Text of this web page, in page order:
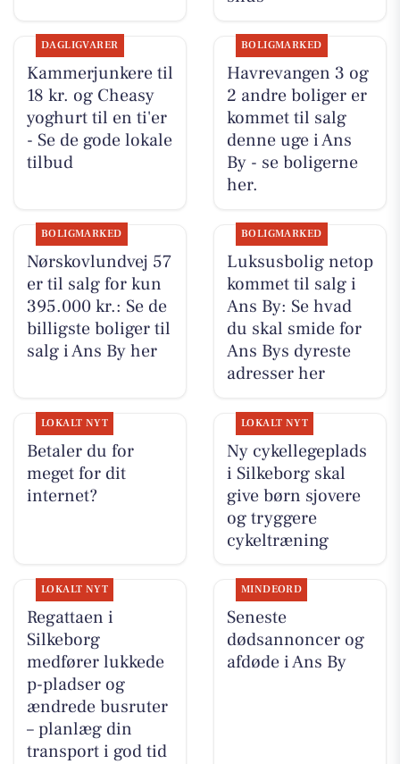
DAGLIGVARER
Kammerjunkere til
18 kr. og Cheasy
yoghurt til en ti'er
- Se de gode lokale
tilbud
BOLIGMARKED
Havrevangen 3 og
2 andre boliger er
kommet til salg
denne uge i Ans
By - se boligerne
her.
BOLIGMARKED
Nørskovlundvej 57
er til salg for kun
395.000 kr.: Se de
billigste boliger til
salg i Ans By her
BOLIGMARKED
Luksusbolig netop
kommet til salg i
Ans By: Se hvad
du skal smide for
Ans Bys dyreste
adresser her
LOKALT NYT
Betaler du for
meget for dit
internet?
LOKALT NYT
Ny cykellegeplads
i Silkeborg skal
give børn sjovere
og tryggere
cykeltræning
LOKALT NYT
Regattaen i
Silkeborg
medfører lukkede
p-pladser og
ændrede busruter
– planlæg din
transport i god tid
MINDEORD
Seneste
dødsannoncer og
afdøde i Ans By